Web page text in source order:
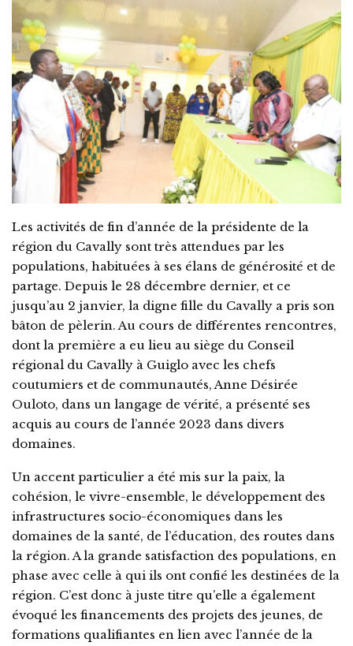
Les activités de fin d’année de la présidente de la
région du Cavally sont très attendues par les
populations, habituées à ses élans de générosité et de
partage. Depuis le 28 décembre dernier, et ce
jusqu’au 2 janvier, la digne fille du Cavally a pris son
bâton de pèlerin. Au cours de différentes rencontres,
dont la première a eu lieu au siège du Conseil
régional du Cavally à Guiglo avec les chefs
coutumiers et de communautés, Anne Désirée
Ouloto, dans un langage de vérité, a présenté ses
acquis au cours de l’année 2023 dans divers
domaines.
Un accent particulier a été mis sur la paix, la
cohésion, le vivre-ensemble, le développement des
infrastructures socio-économiques dans les
domaines de la santé, de l’éducation, des routes dans
la région. A la grande satisfaction des populations, en
phase avec celle à qui ils ont confié les destinées de la
région. C’est donc à juste titre qu’elle a également
évoqué les financements des projets des jeunes, de
formations qualifiantes en lien avec l’année de la